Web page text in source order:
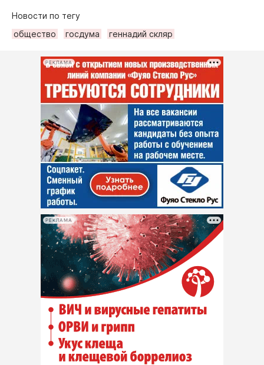
Новости по тегу
общество
госдума геннадий скляр
РЕКЛАМА
РЕКЛАМА